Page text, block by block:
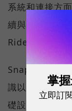
系統和連接方
續與高通技術
Ride等安全、
Snapdragon
識以滿足汽車
礎設施。
掌
立即訂